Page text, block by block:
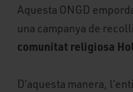
Aquesta ONGD
una campanya de
comunitat religiosa
D’aquesta manera,